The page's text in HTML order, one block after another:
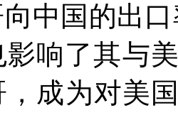
中国的出
响了其与
成为对美